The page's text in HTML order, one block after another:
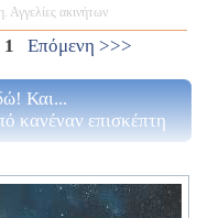
Αγγελίες ακινήτων
Επόμενη >>>
Και...
κανέναν επισκέπτη